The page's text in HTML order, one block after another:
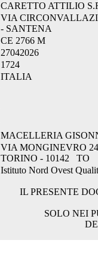
CARETTO ATTILIO
VIA
- SANTENA
CE 2766 M
27042026
1724
ITALIA
MACELLERIA
VIA MONGINEVRO
TORINO - 10142 TO
Istituto Nord Ovest
IL PRESENTE
SOLO NEI